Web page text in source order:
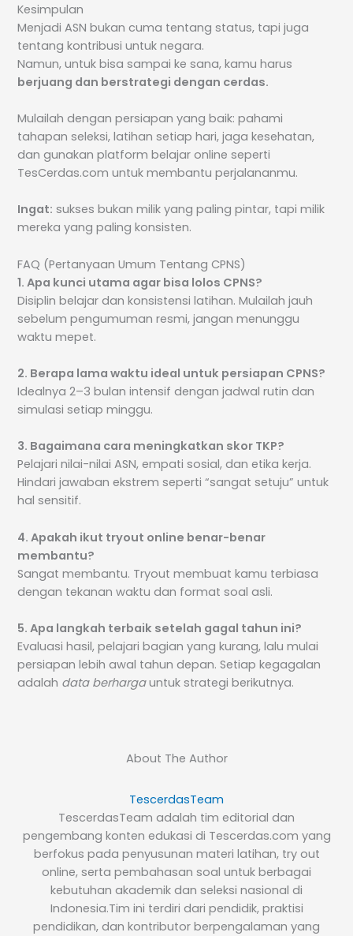
Kesimpulan
Menjadi ASN bukan cuma tentang status, tapi juga
tentang kontribusi untuk negara.
Namun, untuk bisa sampai ke sana, kamu harus
berjuang dan berstrategi dengan cerdas.
Mulailah dengan persiapan yang baik: pahami
tahapan seleksi, latihan setiap hari, jaga kesehatan,
dan gunakan platform belajar online seperti
TesCerdas.com untuk membantu perjalananmu.
Ingat: sukses bukan milik yang paling pintar, tapi milik
mereka yang paling konsisten.
FAQ (Pertanyaan Umum Tentang CPNS)
1. Apa kunci utama agar bisa lolos CPNS?
Disiplin belajar dan konsistensi latihan. Mulailah jauh
sebelum pengumuman resmi, jangan menunggu
waktu mepet.
2. Berapa lama waktu ideal untuk persiapan CPNS?
Idealnya 2–3 bulan intensif dengan jadwal rutin dan
simulasi setiap minggu.
3. Bagaimana cara meningkatkan skor TKP?
Pelajari nilai-nilai ASN, empati sosial, dan etika kerja.
Hindari jawaban ekstrem seperti “sangat setuju” untuk
hal sensitif.
4. Apakah ikut tryout online benar-benar
membantu?
Sangat membantu. Tryout membuat kamu terbiasa
dengan tekanan waktu dan format soal asli.
5. Apa langkah terbaik setelah gagal tahun ini?
Evaluasi hasil, pelajari bagian yang kurang, lalu mulai
persiapan lebih awal tahun depan. Setiap kegagalan
adalah data berhargauntuk strategi berikutnya.
About The Author
TescerdasTeam
TescerdasTeam adalah tim editorial dan
pengembang konten edukasi di Tescerdas.com yang
berfokus pada penyusunan materi latihan, try out
online, serta pembahasan soal untuk berbagai
kebutuhan akademik dan seleksi nasional di
Indonesia.Tim ini terdiri dari pendidik, praktisi
pendidikan, dan kontributor berpengalaman yang